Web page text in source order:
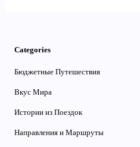
Categories
Бюджетные Путешествия
Вкус Мира
Истории из Поездок
Направления и Маршруты